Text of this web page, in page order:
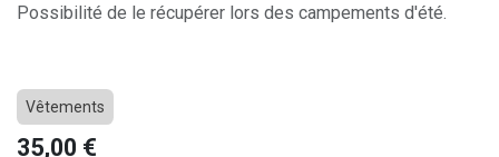
Possibilité de le récupérer lors des campements d'été.
Vêtements
35,00 €